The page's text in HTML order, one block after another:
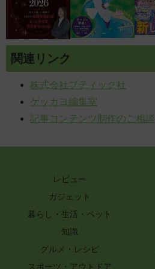
関連リンク
株式会社ブティック社
ゲッカヨ編集室
記事コンテンツ制作のご相談
レビュー
ガジェット
暮らし・生活・ペット
知識
グルメ・レシピ
スポーツ・アウトドア